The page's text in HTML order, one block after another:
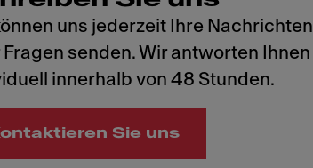
uns jederzeit Ihre Nachrichten
Fragen senden. Wir antworten Ihnen
innerhalb von 48 Stunden.
Sie uns